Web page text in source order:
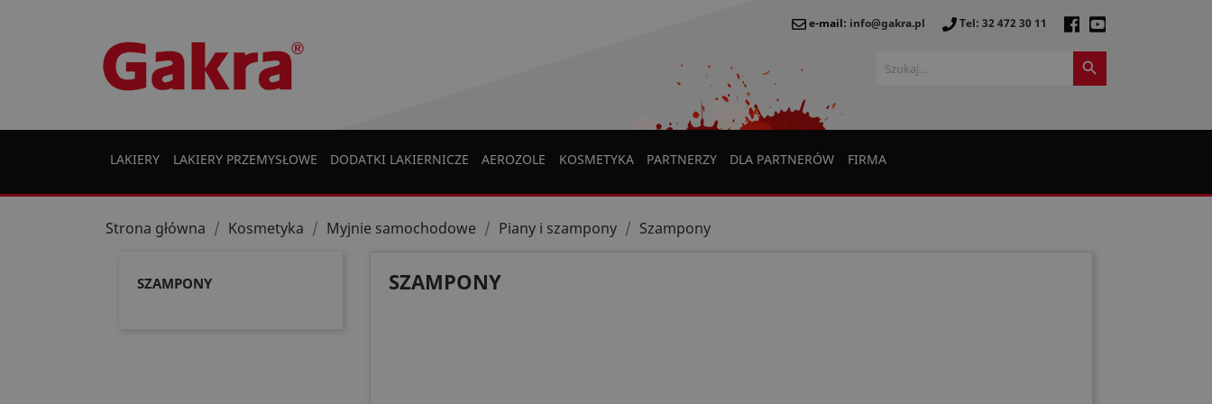
e-mail: info@gakra.pl Tel: 32 472 30 11

LAKIERY LAKIERY PRZEMYSŁOWE DODATKI LAKIERNICZE AEROZOLE KOSMETYKA PARTNERZY DLA PARTNERÓW FIRMA
Strona główna Kosmetyka Myjnie samochodowe Piany i szampony Szampony
SZAMPONY SZAMPONY